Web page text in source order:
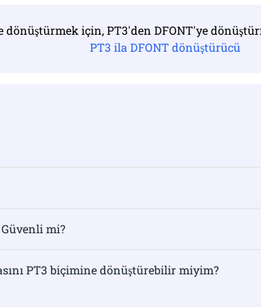
dönüştürmek için, PT3'den DFONT'ye
PT3 ila DFONT dönüştürücü
mi?
PT3 biçimine dönüştürebilir miyim?